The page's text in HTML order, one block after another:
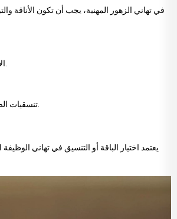
في تهاني الزهور المهنية، يجب أن تكون الأناقة
يعتمد اختيار الباقة أو التنسيق في تهاني